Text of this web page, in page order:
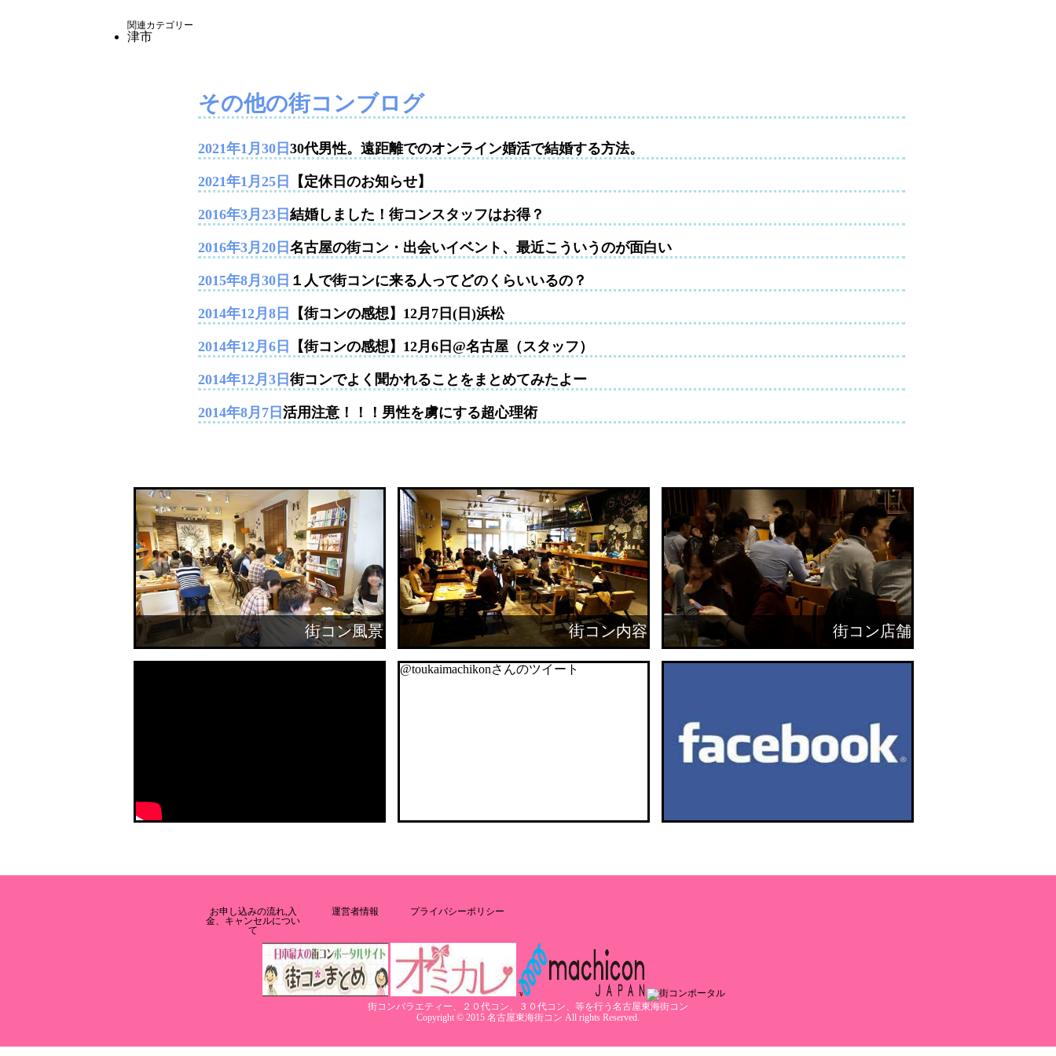
関連カテゴリー
津市
その他の街コンブログ
2021年1月30日 30代男性。遠距離でのオンライン婚活で結婚する方法。
2021年1月25日 【定休日のお知らせ】
2016年3月23日 結婚しました！街コンスタッフはお得？
2016年3月20日 名古屋の街コン・出会いイベント、最近こういうのが面白い
2015年8月30日 １人で街コンに来る人ってどのくらいいるの？
2014年12月8日 【街コンの感想】12月7日(日)浜松
2014年12月6日 【街コンの感想】12月6日@名古屋（スタッフ）
2014年12月3日 街コンでよく聞かれることをまとめてみたよー
2014年8月7日 活用注意！！！男性を虜にする超心理術
街コン風景 街コン内容 街コン店舗
@toukaimachikonさんのツイート
お申し込みの流れ,入
金、キャンセルについ
て
運営者情報 プライバシーポリシー
街コンバラエティー、２０代コン、３０代コン、等を行う名古屋東海街コン
Copyright © 2015 名古屋東海街コン All rights Reserved.